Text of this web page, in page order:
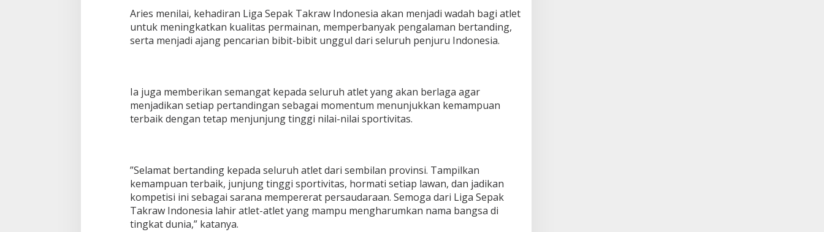
a
n
S
e
u
h
P
a
p
a
n
R
a
‎Aries menilai, kehadiran Liga Sepak Takraw Indonesia akan menjadi wadah bagi atlet
untuk meningkatkan kualitas permainan, memperbanyak pengalaman bertanding,
serta menjadi ajang pencarian bibit-bibit unggul dari seluruh penjuru Indonesia.
‎Ia juga memberikan semangat kepada seluruh atlet yang akan berlaga agar
menjadikan setiap pertandingan sebagai momentum menunjukkan kemampuan
terbaik dengan tetap menjunjung tinggi nilai-nilai sportivitas.
‎”Selamat bertanding kepada seluruh atlet dari sembilan provinsi. Tampilkan
kemampuan terbaik, junjung tinggi sportivitas, hormati setiap lawan, dan jadikan
kompetisi ini sebagai sarana mempererat persaudaraan. Semoga dari Liga Sepak
Takraw Indonesia lahir atlet-atlet yang mampu mengharumkan nama bangsa di
tingkat dunia,” katanya.